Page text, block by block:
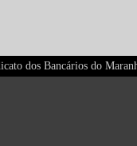
dos Bancários do